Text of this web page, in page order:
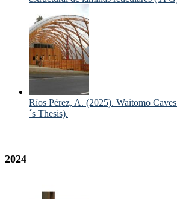
Ríos Pérez, A. (2025). Waitomo
´s Thesis).
2024